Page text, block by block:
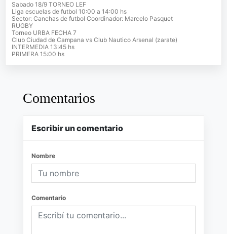
Sabado 18/9 TORNEO LEF
Liga escuelas de futbol 10:00 a 14:00 hs
Sector: Canchas de futbol Coordinador: Marcelo Pasquet
RUGBY
Torneo URBA FECHA 7
Club Ciudad de Campana vs Club Nautico Arsenal (zarate)
INTERMEDIA 13:45 hs
PRIMERA 15:00 hs
Comentarios
Escribir un comentario
Nombre
Comentario